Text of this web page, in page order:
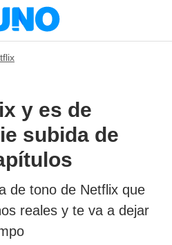
y es de
subida de
de tono de Netflix que
reales y te va a dejar